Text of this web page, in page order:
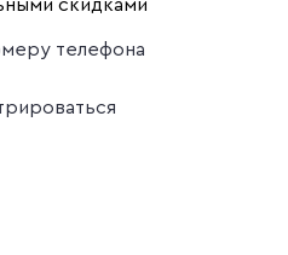
скидками
телефона